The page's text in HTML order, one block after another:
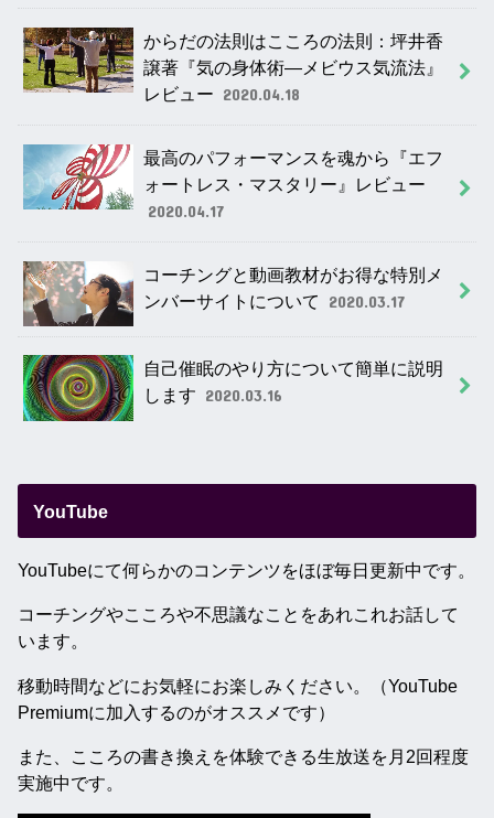
からだの法則はこころの法則：坪井香
譲著『気の身体術―メビウス気流法』
レビュー 2020.04.18
最高のパフォーマンスを魂から『エフ
ォートレス・マスタリー』レビュー
2020.04.17
コーチングと動画教材がお得な特別メ
ンバーサイトについて
2020.03.17
自己催眠のやり方について簡単に説明
します 2020.03.16
YouTube
YouTubeにて何らかのコンテンツをほぼ毎日更新中です。
コーチングやこころや不思議なことをあれこれお話して
います。
移動時間などにお気軽にお楽しみください。（YouTube
Premiumに加入するのがオススメです）
また、こころの書き換えを体験できる生放送を月2回程度
実施中です。